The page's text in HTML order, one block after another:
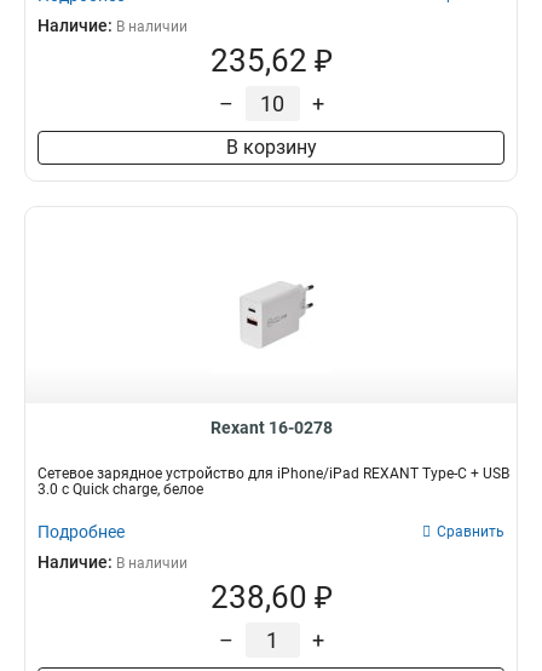
Наличие: В наличии
235,62 ₽
– +
В корзину
Rexant 16-0278
Сетевое зарядное устройство для iPhone/iPad REXANT Type-C + USB
3.0 с Quick charge, белое
Подробнее Сравнить
Наличие: В наличии
238,60 ₽
– +